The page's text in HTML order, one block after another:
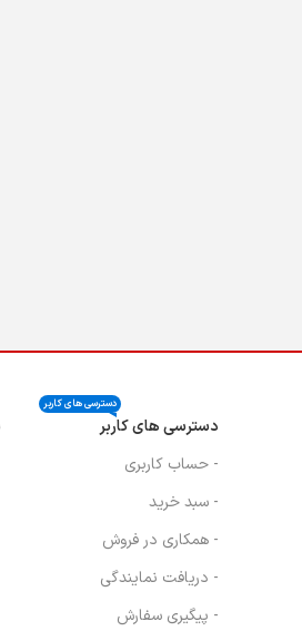
دسترسی های کاربر
دسترسی های کاربر
- حساب کاربری
- سبد خرید
- همکاری در فروش
- دریافت نمایندگی
- پیگیری سفارش